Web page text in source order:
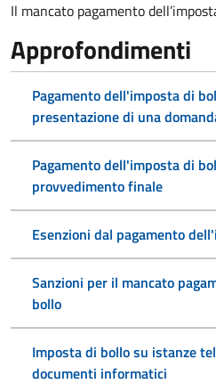
Il mancato pagamento
Approfondimenti
Pagamento dell'imposta di
presentazione di una
Pagamento dell'imposta di
provvedimento finale
Esenzioni dal pagamento
Sanzioni per il mancato
bollo
Imposta di bollo su istanze
documenti informatici